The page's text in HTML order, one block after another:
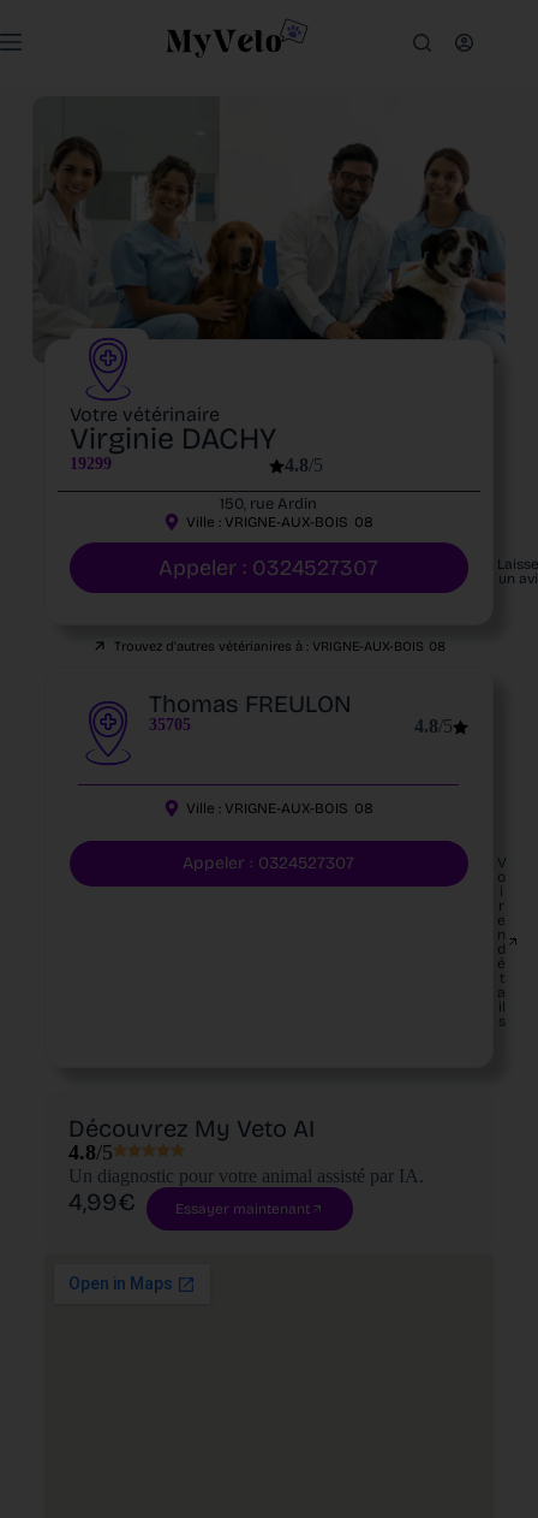
Votre vétérinaire
Virginie DACHY
19299 4.8/5
150, rue Ardin
Ville : VRIGNE-AUX-BOIS 08
Appeler : 0324527307
un
Trouvez d'autres vétérianires à : VRIGNE-AUX-BOIS 08
Thomas FREULON
35705 4.8/5
Ville : VRIGNE-AUX-BOIS 08
Appeler : 0324527307
V
o
i
r
e
n
d
é
t
a
il
s
Découvrez My Veto AI
4.8/5
Un diagnostic pour votre animal assisté par IA.
4,99€ Essayer maintenant